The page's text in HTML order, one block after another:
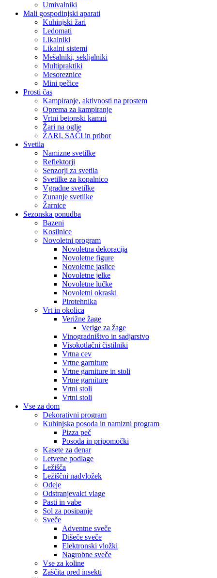
Umivalniki
Mali gospodinjski aparati
Kuhinjski žari
Ledomati
Likalniki
Likalni sistemi
Mešalniki, sekljalniki
Multipraktiki
Mesoreznice
Mini pečice
Prosti čas
Kampiranje, aktivnosti na prostem
Oprema za kampiranje
Vrtni betonski kamni
Žari na oglje
ŽARI, SAČI in pribor
Svetila
Namizne svetilke
Reflektorji
Senzorji za svetila
Svetilke za kopalnico
Vgradne svetilke
Zunanje svetilke
Žarnice
Sezonska ponudba
Bazeni
Kosilnice
Novoletni program
Novoletna dekoracija
Novoletne figure
Novoletne jaslice
Novoletne jelke
Novoletne lučke
Novoletni okraski
Pirotehnika
Vrt in okolica
Verižne žage
Verige za žage
Vinogradništvo in sadjarstvo
Visokotlačni čistilniki
Vrtna cev
Vrtne garniture
Vrtne garniture in stoli
Vrtne garniture
Vrtni stoli
Vrtni stoli
Vse za dom
Dekorativni program
Kuhinjska posoda in namizni program
Pizza peč
Posoda in pripomočki
Kasete za denar
Letvene podlage
Ležišča
Ležiščni nadvložek
Odeje
Odstranjevalci vlage
Pasti in vabe
Sol za posipanje
Sveče
Adventne sveče
Dišeče sveče
Elektronski vložki
Nagrobne sveče
Vse za koline
Zaščita pred insekti